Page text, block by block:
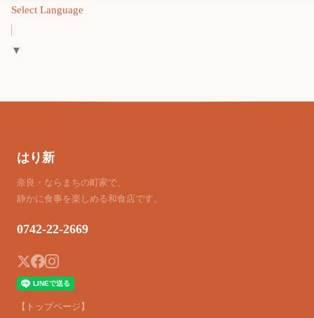
Select Language
▼
はり新
奈良・ならまちの町家で、
静かに食事を楽しめる和食店です。
0742-22-2669
【トップページ】